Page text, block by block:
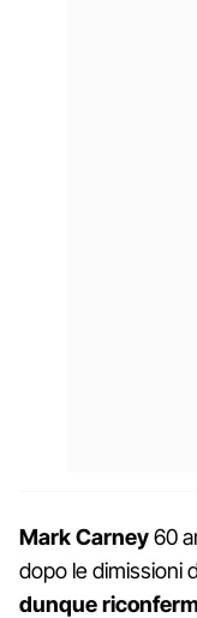
Mark Carney60
dopo le dimissioni
dunque